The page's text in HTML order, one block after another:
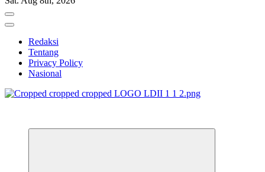
Redaksi
Tentang
Privacy Policy
Nasional